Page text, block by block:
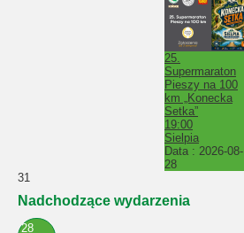
25.
Supermaraton
Pieszy na 100
km „Konecka
Setka”
19:00
Sielpia
Data : 2026-08-
28
31
Nadchodzące wydarzenia
28